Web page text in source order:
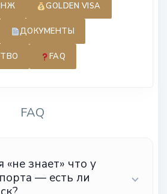
GOLDEN VISA
ДОКУМЕНТЫ
FAQ
FAQ
знает» что у
— есть ли